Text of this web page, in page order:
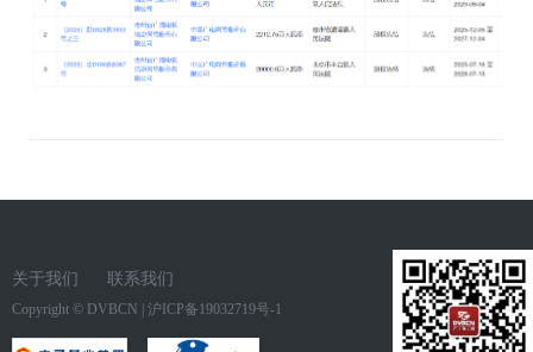
关于我们 联系我们
Copyright © DVBCN | 沪ICP备19032719号-1